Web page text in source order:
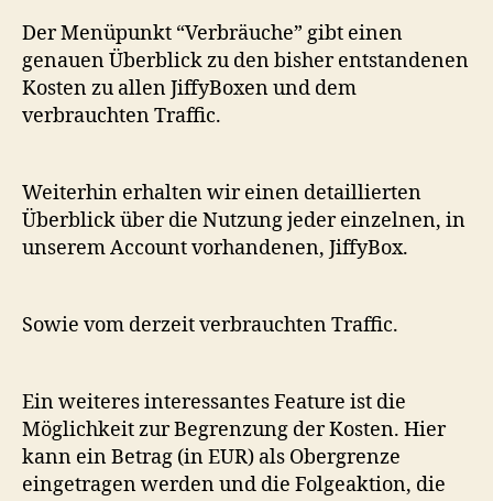
Der Menüpunkt “Verbräuche” gibt einen
genauen Überblick zu den bisher entstandenen
Kosten zu allen JiffyBoxen und dem
verbrauchten Traffic.
Weiterhin erhalten wir einen detaillierten
Überblick über die Nutzung jeder einzelnen, in
unserem Account vorhandenen, JiffyBox.
Sowie vom derzeit verbrauchten Traffic.
Ein weiteres interessantes Feature ist die
Möglichkeit zur Begrenzung der Kosten. Hier
kann ein Betrag (in EUR) als Obergrenze
eingetragen werden und die Folgeaktion, die